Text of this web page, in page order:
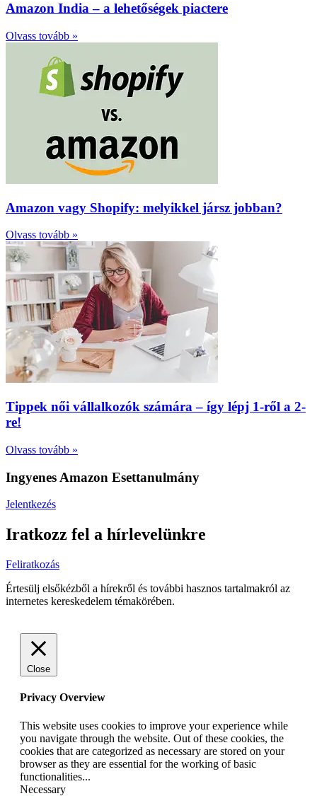
Amazon India – a lehetőségek piactere
Olvass tovább »
Amazon vagy Shopify: melyikkel jársz jobban?
Olvass tovább »
Tippek női vállalkozók számára – így lépj 1-ről a 2-
re!
Olvass tovább »
Ingyenes Amazon Esettanulmány
Jelentkezés
Iratkozz fel a hírlevelünkre
Feliratkozás
Értesülj elsőkézből a hírekről és további hasznos tartalmakról az
internetes kereskedelem témakörében.
Close
Privacy Overview
This website uses cookies to improve your experience while
you navigate through the website. Out of these cookies, the
cookies that are categorized as necessary are stored on your
browser as they are essential for the working of basic
functionalities...
Necessary